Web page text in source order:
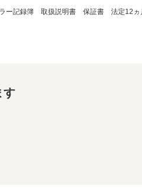
ー記録簿 取扱説明書 保証書 法定12ヵ
す